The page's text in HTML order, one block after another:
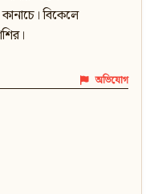
বিকেলে
অভিযোগ